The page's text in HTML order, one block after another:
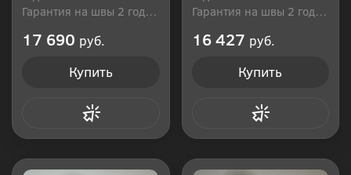
Гарантия на швы 2 года
17 690 руб.
Купить
Гарантия на швы 2 года
16 427 руб.
Купить